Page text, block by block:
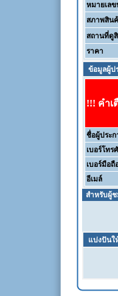
หมายเลข
สภาพสิน
สถานที่ดู
ราคา
ข้อมูลผู้ป
!!! คำเ
ชื่อผู้ประก
เบอร์โทร
เบอร์มือถื
อีเมล์
สำหรับผู้
แบ่งปันใ